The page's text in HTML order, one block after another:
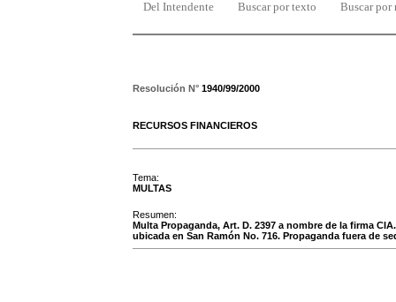
Del Intendente Buscar por texto Buscar por
Resolución N° 1940/99/2000
RECURSOS FINANCIEROS
Tema:
MULTAS
Resumen:
Multa Propaganda, Art. D. 2397 a nombre de la firma
ubicada en San Ramón No. 716. Propaganda fuera de